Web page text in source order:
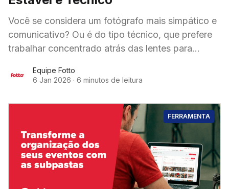
Você se considera um fotógrafo mais simpático e
comunicativo? Ou é do tipo técnico, que prefere
trabalhar concentrado atrás das lentes para
Equipe Fotto
6 Jan 2026 · 6 minutos de leitura
FERRAMENTA